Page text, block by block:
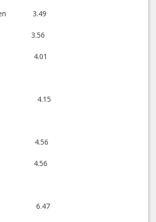
3.49
3.56
4.01
4.15
4.56
4.56
6.47